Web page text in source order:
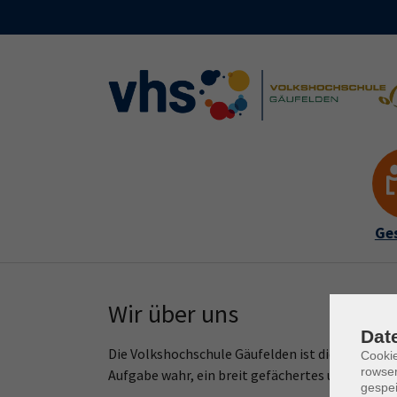
Wir über uns
Die Volkshochschule Gäufelden ist die Kultur-
Aufgabe wahr, ein breit gefächertes und